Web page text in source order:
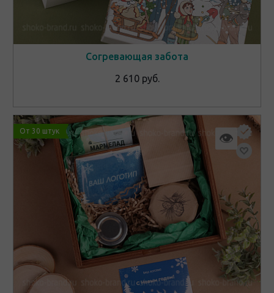
Согревающая забота
2 610 руб.
От 30 штук 👁